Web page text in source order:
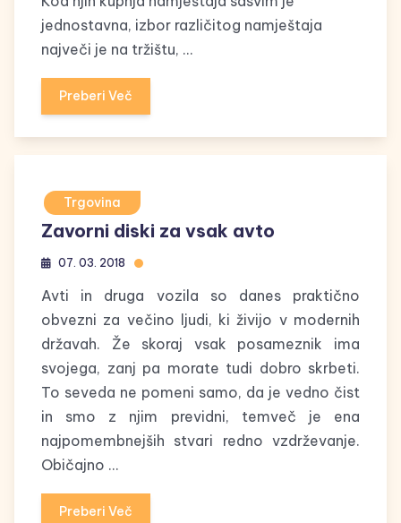
jednostavna, izbor različitog namještaja
največi je na tržištu, …
Preberi Več
Trgovina
Zavorni diski za vsak avto
07. 03. 2018
Avti in druga vozila so danes praktično
obvezni za večino ljudi, ki živijo v modernih
državah. Že skoraj vsak posameznik ima
svojega, zanj pa morate tudi dobro skrbeti.
To seveda ne pomeni samo, da je vedno čist
in smo z njim previdni, temveč je ena
najpomembnejših stvari redno vzdrževanje.
Običajno …
Preberi Več